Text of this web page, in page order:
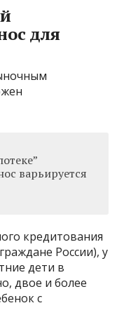
для
варьируется
кредитования
России), у
дети в
двое и более
с